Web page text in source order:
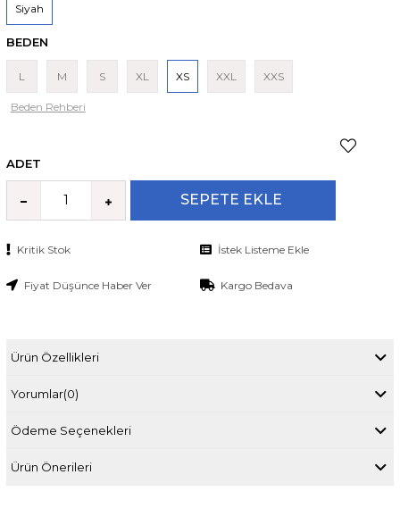
Siyah
BEDEN
L M S XL XS XXL XXS
Beden Rehberi
ADET
Kritik Stok İstek Listeme Ekle
Fiyat Düşünce Haber Ver Kargo Bedava
Ürün Özellikleri
Yorumlar(0)
Ödeme Seçenekleri
Ürün Önerileri